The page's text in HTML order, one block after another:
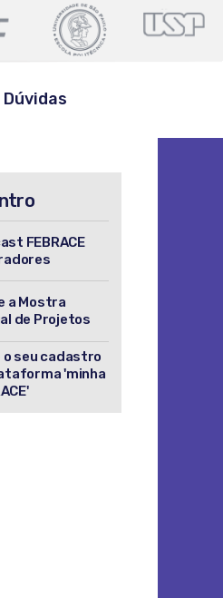
USP
Dúvidas
FEBRACE
a Mostra
de Projetos
o seu cadastro
'minha